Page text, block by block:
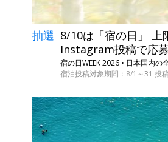
抽選 8/10は「宿の日」 上
Instagram投稿で応募
宿の日WEEK 2026 • 日本国内の
宿泊投稿対象期間：8/1～31 投